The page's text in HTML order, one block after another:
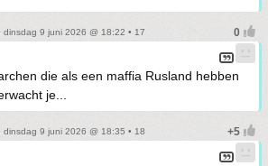
dinsdag 9 juni 2026 @ 18:22 • 17
die als een maffia Rusland hebben
je...
dinsdag 9 juni 2026 @ 18:35 • 18